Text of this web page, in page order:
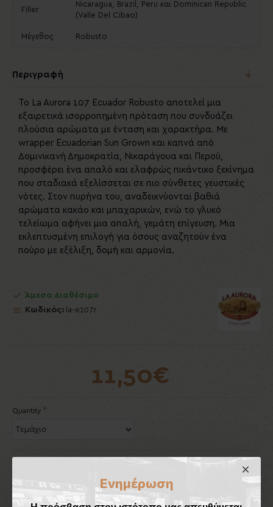
Ενημέρωση
Filler
Nicaragua, Brazil, Peru και Dominican Republic
(Valle Del Cibao)
Μέγεθος Robusto
Περιγραφή
Το La Aurora 107 Ecuador Robusto αποτελεί μια
εξαιρετικά ισορροπημένη πρόταση που συνδυάζει
πλούσια αρώματα με ένταση και χαρακτήρα. Με
wrapper Ecuadorian Sun Grown και καπνά από
Δομινικανή Δημοκρατία, Νικαράγουα και Περού,
προσφέρει ένα απαλό και ελαφρώς πικάντικο ξεκίνημα
που σταδιακά εξελίσσεται σε πιο σύνθετες γευστικές
νότες. Στον πυρήνα του, αναδεικνύονται βαθιά
αρώματα κακάο και μπαχαρικών, ενώ το γλυκό
τελείωμα αφήνει μια απαλή, γεμάτη επίγευση. Μια
εκλεπτυσμένη επιλογή για όσους αναζητούν ένα
πούρο με εξέλιξη, δομή και αρμονία.
11,50€
Άμεσα Διαθέσιμο
Κωδικός: la-e107r
Quantity